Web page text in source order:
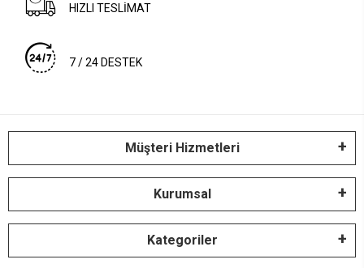
HIZLI TESLİMAT
7 / 24 DESTEK
Müşteri Hizmetleri
Kurumsal
Kategoriler